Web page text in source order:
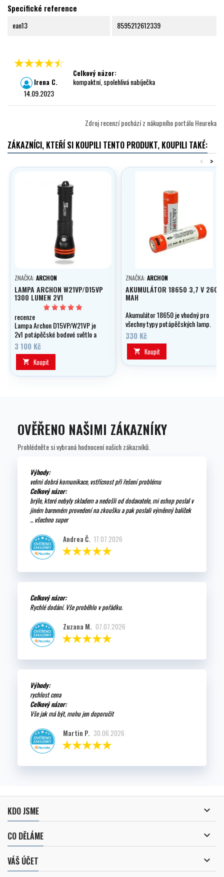
Specifické reference
ean13 8595212612339
Irena C.
14.09.2023
Celkový názor:
kompaktní, spolehlivá nabíječka
Zdroj recenzí pochází z nákupního portálu Heureka
ZÁKAZNÍCI, KTEŘÍ SI KOUPILI TENTO PRODUKT, KOUPILI TAKÉ:
>
<
ZNAČKA: ARCHON
LAMPA ARCHON W21VP/D15VP
1300 LUMEN 2V1
recenze
Lampa Archon D15VP/W21VP je
2v1 potápěčské bodové světlo a
zároveň video světlo.
3 100 Kč
 Koupit
ZNAČKA: ARCHON
AKUMULÁTOR 18650 3,7 V 2600
MAH
Akumulátor 18650 je vhodný pro
všechny typy potápěčských lamp.
Vysoká kapacita 2600 mAh
zajisti sviceni po dlouhou dobu.
330 Kč
 Koupit
OVĚŘENO NAŠIMI ZÁKAZNÍKY
Prohlédněte si vybraná hodnocení našich zákazníků.
Výhody:
velmi dobrá komunikace, vstřícnost při řešení problému
Celkový názor:
brýle, které nebyly skladem a nedošli od dodavatele, mi eshop poslal v
jiném barevném provedení na zkoušku a pak poslali výměnný balíček
... všechno super
Andrea Č. 17.07.2026
Celkový názor:
Rychlé dodání. Vše proběhlo v pořádku.
Zuzana M. 07.07.2026
Výhody:
rychlost cena
Celkový názor:
Vše jak má být, mohu jen doporučit
Martin P. 30.06.2026
KDO JSME 
CO DĚLÁME 
VÁŠ ÚČET 